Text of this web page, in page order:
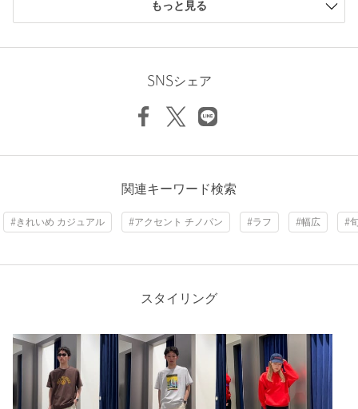
韓国の旬なブランドをはじめ、各国から厳選した商品やこだわり
のオリジナル開発商品等、遊び心のある品揃えで国内外の若年層
※商品に「取り扱い上の注意書き」、「洗濯表示」がございます
場合は、使用前に必ずご確認ください。
り、実際の色味と異なって見える場合がございます。あらかじめ
※商品の色味の目安は、商品単体の画像をご参照ください。
店舗へお問い合わせの際は、全国のNICE WEATHER各店舗まで
商品詳細
注文キャンセル 対象商品
対象商品 返品等について
対象外商品 裾上げについて
商品は、独自の採寸方法により採寸されています。
Inseam length 70cm
Hem width
Thickness of thigh 69.6cm
M
もっと見る
SNSシェア
関連キーワード検索
#きれいめ カジュアル #アクセント チノパン #ラフ #幅広 #
スタイリング